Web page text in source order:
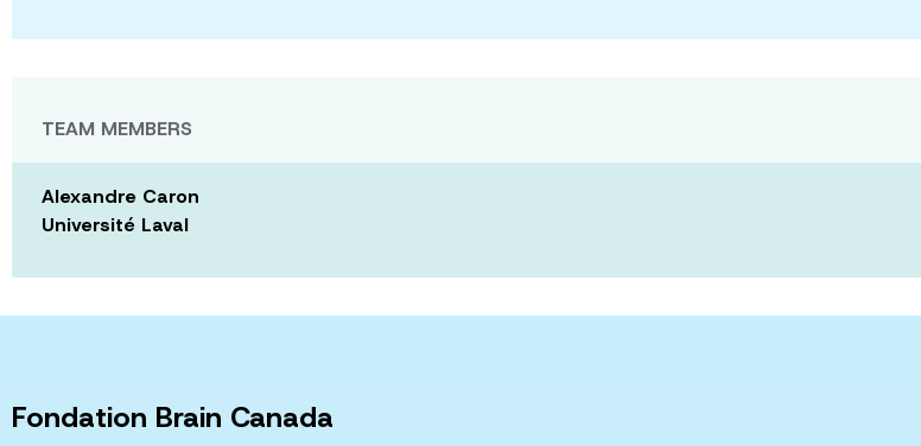
TEAM MEMBERS
Alexandre Caron
Université Laval
Fondation Brain Canada